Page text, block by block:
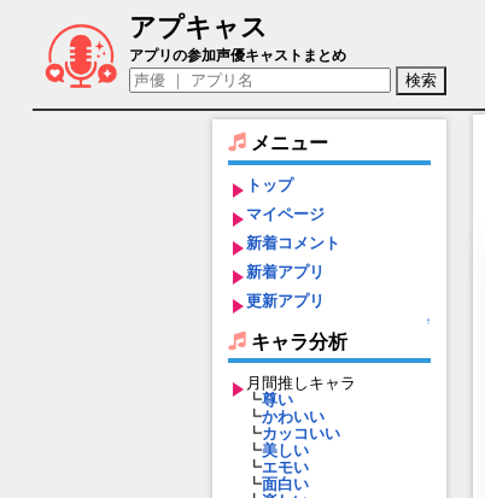
アプキャス
メリナ（声優：村川梨衣)【アナザ
アプリの参加声優キャストまとめ
メニュー
トップ
マイページ
新着コメント
新着アプリ
更新アプリ
↑
キャラ分析
月間推しキャラ
┗尊い
┗かわいい
┗カッコいい
┗美しい
┗エモい
┗面白い